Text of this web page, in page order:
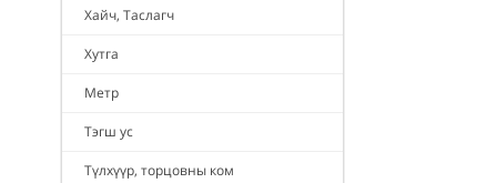
Хайч, Таслагч
Хутга
Метр
Тэгш ус
Түлхүүр, торцовны ком